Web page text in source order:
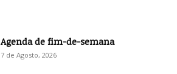
Agenda de fim-de-semana
7 de Agosto, 2026